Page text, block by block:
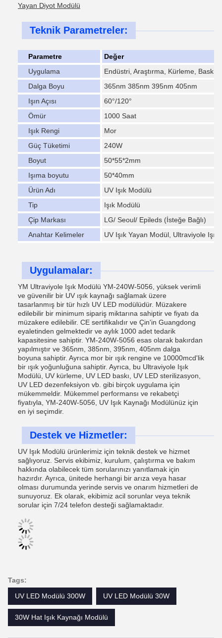
Yayan Diyot Modülü
Teknik Parametreler:
Parametre
Değer
Uygulama
Endüstri, Araştırma, Kürleme, Baskı
Dalga Boyu
365nm 385nm 395nm 405nm
Işın Açısı
60°/120°
Ömür
1000 Saat
Işık Rengi
Mor
Güç Tüketimi
240W
Boyut
50*55*2mm
Işıma boyutu
50*40mm
Ürün Adı
UV Işık Modülü
Tip
Işık Modülü
Çip Markası
LG/ Seoul/ Epileds (İsteğe Bağlı)
Anahtar Kelimeler
UV Işık Yayan Modül, Ultraviyole
Uygulamalar:
YM Ultraviyole Işık Modülü YM-240W-5056, yüksek verimli
ve güvenilir bir UV ışık kaynağı sağlamak üzere
tasarlanmış bir tür hızlı UV LED modülüdür. Müzakere
edilebilir bir minimum sipariş miktarına sahiptir ve fiyatı da
müzakere edilebilir. CE sertifikalıdır ve Çin'in Guangdong
eyaletinden gelmektedir ve aylık 1000 adet tedarik
kapasitesine sahiptir. YM-240W-5056 esas olarak bakırdan
yapılmıştır ve 365nm, 385nm, 395nm, 405nm dalga
boyuna sahiptir. Ayrıca mor bir ışık rengine ve 10000mcd'lik
bir ışık yoğunluğuna sahiptir. Ayrıca, bu Ultraviyole Işık
Modülü, UV kürleme, UV LED baskı, UV LED sterilizasyon,
UV LED dezenfeksiyon vb. gibi birçok uygulama için
mükemmeldir. Mükemmel performansı ve rekabetçi
fiyatıyla, YM-240W-5056, UV Işık Kaynağı Modülünüz için
en iyi seçimdir.
Destek ve Hizmetler:
UV Işık Modülü ürünlerimiz için teknik destek ve hizmet
sağlıyoruz. Servis ekibimiz, kurulum, çalıştırma ve bakım
hakkında olabilecek tüm sorularınızı yanıtlamak için
hazırdır. Ayrıca, ünitede herhangi bir arıza veya hasar
olması durumunda yerinde servis ve onarım hizmetleri de
sunuyoruz. Ek olarak, ekibimiz acil sorunlar veya teknik
sorular için 7/24 telefon desteği sağlamaktadır.
Tags:
UV LED Modülü 300W
UV LED Modülü 30W
30W Hat Işık Kaynağı Modülü